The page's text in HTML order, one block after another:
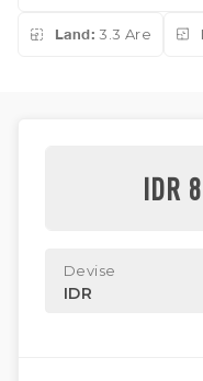
Land: 3.3 Are
Devise
IDR